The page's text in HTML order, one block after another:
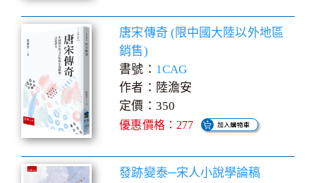
唐宋傳奇 (限中國大陸以外地區
銷售)
書號： 1CAG
作者：陸澹安
定價：350
優惠價格：277
發跡變泰─宋人小說學論稿